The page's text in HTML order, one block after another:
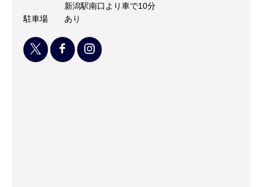
新潟駅南口より車で10分
駐車場
あり